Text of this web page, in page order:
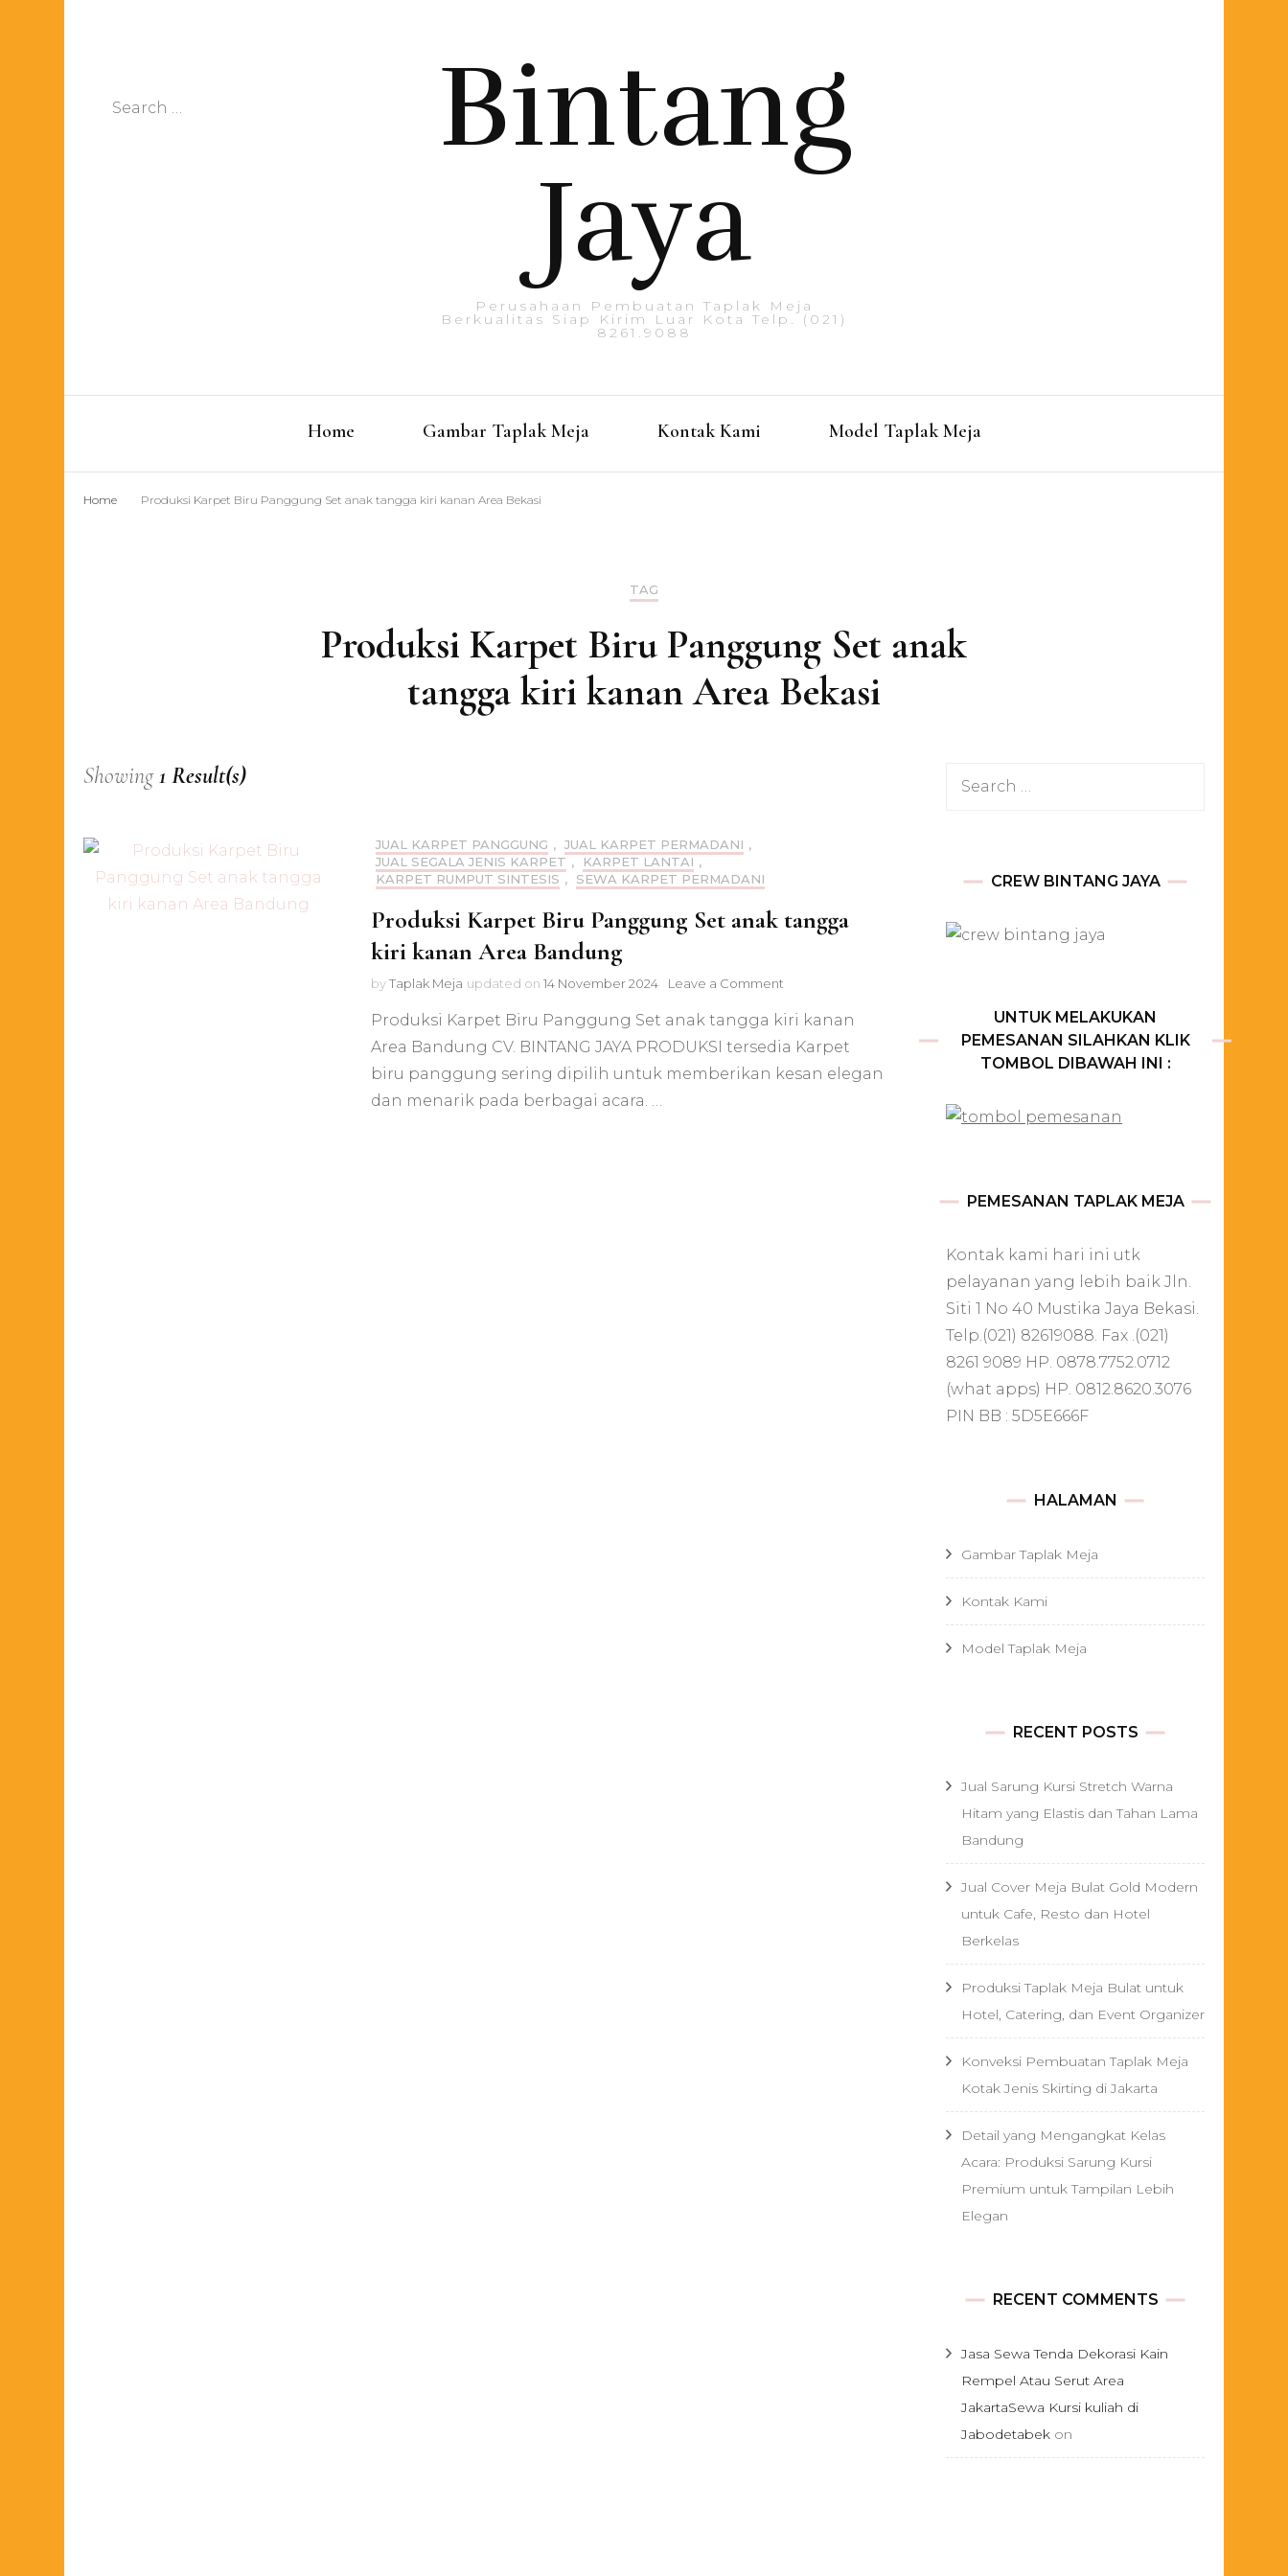
Search
Bintang
Jaya
Perusahaan Pembuatan Taplak Meja
Berkualitas Siap Kirim Luar Kota Telp. (021)
8261.9088
Home Gambar Taplak Meja Kontak Kami Model Taplak Meja
Home Produksi Karpet Biru Panggung Set anak tangga kiri kanan Area Bekasi
TAG
Produksi Karpet Biru Panggung Set anak
tangga kiri kanan Area Bekasi
Showing1 Result(s)
JUAL KARPET PANGGUNG , JUAL KARPET PERMADANI ,
JUAL SEGALA JENIS KARPET , KARPET LANTAI ,
KARPET RUMPUT SINTESIS , SEWA KARPET PERMADANI
Produksi Karpet Biru Panggung Set anak tangga
kiri kanan Area Bandung
byTaplak Meja updated on 14 November 2024 Leave a Comment
Karpet
Biru
Panggung
Set
Produksi Karpet Biru Panggung Set anak tangga kiri kanan
Area Bandung CV. BINTANG JAYA PRODUKSI tersedia Karpet
biru panggung sering dipilih untuk memberikan kesan elegan
dan menarik pada berbagai acara. …
Search
CREW BINTANG JAYA
UNTUK MELAKUKAN
PEMESANAN SILAHKAN KLIK
TOMBOL DIBAWAH INI :
PEMESANAN TAPLAK MEJA
Kontak kami hari ini utk
pelayanan yang lebih baik Jln.
Siti 1 No 40 Mustika Jaya Bekasi.
Telp.(021) 82619088. Fax .(021)
8261 9089 HP. 0878.7752.0712
(what apps) HP. 0812.8620.3076
PIN BB : 5D5E666F
HALAMAN
Gambar Taplak Meja
Kontak Kami
Model Taplak Meja
RECENT POSTS
Jual Sarung Kursi Stretch Warna
Hitam yang Elastis dan Tahan Lama
Bandung
Jual Cover Meja Bulat Gold Modern
untuk Cafe, Resto dan Hotel
Berkelas
Produksi Taplak Meja Bulat untuk
Hotel, Catering, dan Event Organizer
Konveksi Pembuatan Taplak Meja
Kotak Jenis Skirting di Jakarta
Detail yang Mengangkat Kelas
Acara: Produksi Sarung Kursi
Premium untuk Tampilan Lebih
Elegan
RECENT COMMENTS
Jasa Sewa Tenda Dekorasi Kain
Rempel Atau Serut Area
JakartaSewa Kursi kuliah di
Jabodetabek on